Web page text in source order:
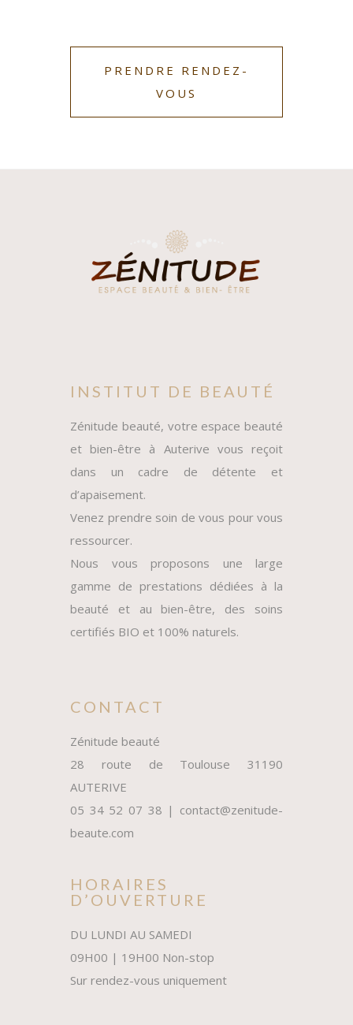
PRENDRE RENDEZ-
VOUS
INSTITUT DE BEAUTÉ
Zénitude beauté, votre espace beauté
et bien-être à Auterive vous reçoit
dans un cadre de détente et
d’apaisement.
Venez prendre soin de vous pour vous
ressourcer.
Nous vous proposons une large
gamme de prestations dédiées à la
beauté et au bien-être, des soins
certifiés BIO et 100% naturels.
CONTACT
Zénitude beauté
28 route de Toulouse 31190
AUTERIVE
05 34 52 07 38 | contact@zenitude-
beaute.com
HORAIRES
D’OUVERTURE
DU LUNDI AU SAMEDI
09H00 | 19H00 Non-stop
Sur rendez-vous uniquement